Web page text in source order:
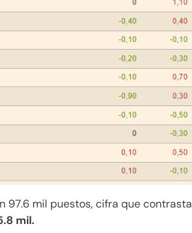
97.6 mil puestos, cifra que contrasta
mil.